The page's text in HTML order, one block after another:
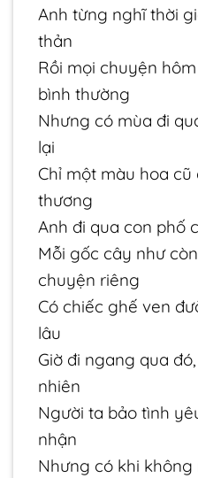
Anh từng nghĩ thời
thản
Rồi mọi chuyện
bình thường
Nhưng có mùa đi
lại
Chỉ một màu hoa
thương
Anh đi qua con phố
Mỗi gốc cây như
chuyện riêng
Có chiếc ghế ven
lâu
Giờ đi ngang qua
nhiên
Người ta bảo tình
nhận
Nhưng có khi